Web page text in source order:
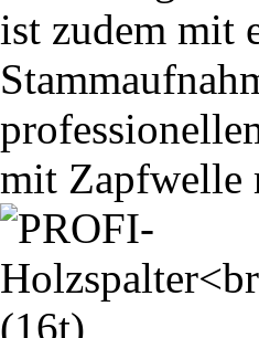
ist zudem mit
mit Zapfwelle